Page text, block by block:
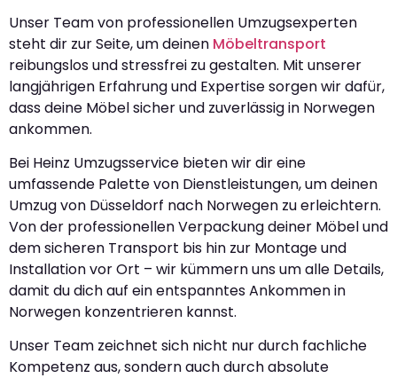
Unser Team von professionellen Umzugsexperten
steht dir zur Seite, um deinen Möbeltransport
reibungslos und stressfrei zu gestalten. Mit unserer
langjährigen Erfahrung und Expertise sorgen wir dafür,
dass deine Möbel sicher und zuverlässig in Norwegen
ankommen.
Bei Heinz Umzugsservice bieten wir dir eine
umfassende Palette von Dienstleistungen, um deinen
Umzug von Düsseldorf nach Norwegen zu erleichtern.
Von der professionellen Verpackung deiner Möbel und
dem sicheren Transport bis hin zur Montage und
Installation vor Ort – wir kümmern uns um alle Details,
damit du dich auf ein entspanntes Ankommen in
Norwegen konzentrieren kannst.
Unser Team zeichnet sich nicht nur durch fachliche
Kompetenz aus, sondern auch durch absolute